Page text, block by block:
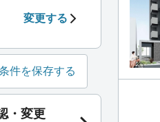
変更する
件を保存する
・変更